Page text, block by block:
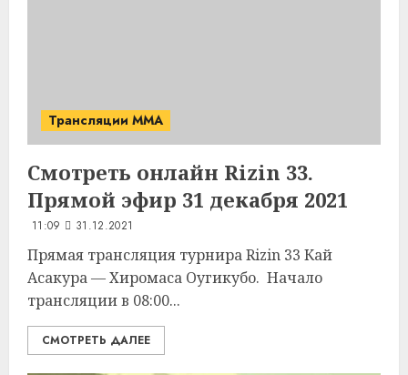
Трансляции MMA
Смотреть онлайн Rizin 33.
Прямой эфир 31 декабря 2021
11:09 31.12.2021
Прямая трансляция турнира Rizin 33 Кай
Асакура — Хиромаса Оугикубо. Начало
трансляции в 08:00...
СМОТРЕТЬ ДАЛЕЕ